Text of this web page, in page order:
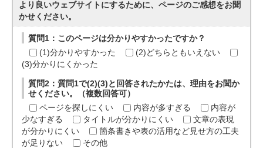
より良いウェブサイトにするために、ページのご感想をお聞
かせください。
質問1：このページは分かりやすかったですか？
(1)分かりやすかった
(2)どちらともいえない
(3)分かりにくかった
質問2：質問1で(2)(3)と回答されたかたは、理由をお聞か
せください。（複数回答可）
ページを探しにくい
内容が多すぎる
内容が
少なすぎる
タイトルが分かりにくい
文章の表現
が分かりにくい
箇条書きや表の活用など見せ方の工夫
が足りない
その他